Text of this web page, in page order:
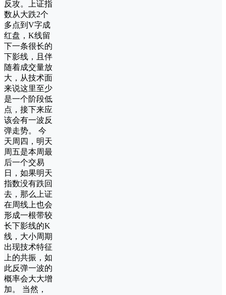
反攻。上证指
数从大跌2个
多点到V字成
红盘，K线留
下一条很长的
下影线，且伴
随着成交量放
大，从技术面
来说这里至少
是一个阶段低
点，接下来应
该会有一波反
弹走势。 今
天周四，明天
周五是本周最
后一个交易
日，如果明天
指数没有跌回
去，那么上证
在周线上也会
形成一根带较
长下影线的K
线，大小周期
出现技术特征
上的共振，如
此反弹一波的
概率会大大增
加。 当然，